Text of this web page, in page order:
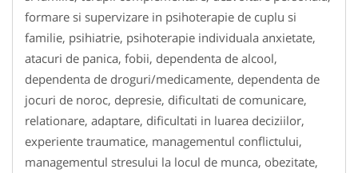
formare si supervizare in psihoterapie de cuplu si
familie, psihiatrie, psihoterapie individuala anxietate,
atacuri de panica, fobii, dependenta de alcool,
dependenta de droguri/medicamente, dependenta de
jocuri de noroc, depresie, dificultati de comunicare,
relationare, adaptare, dificultati in luarea deciziilor,
experiente traumatice, managementul conflictului,
managementul stresului la locul de munca, obezitate,